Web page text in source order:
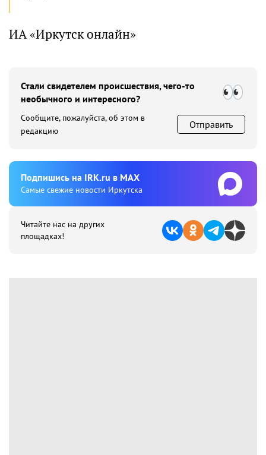
ИА «Иркутск онлайн»
Стали свидетелем происшествия, чего-то
необычного и интересного?
Сообщите, пожалуйста, об этом в
редакцию
Отправить
Подпишиcь на IRK.ru в MAX
Cамые свежие новости Иркутска
Читайте нас на других
площадках!